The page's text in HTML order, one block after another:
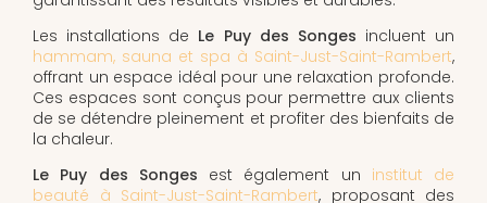
Les installations de Le Puy des Songes incluent un
hammam, sauna et spa à Saint-Just-Saint-Rambert,
offrant un espace idéal pour une relaxation profonde.
Ces espaces sont conçus pour permettre aux clients
de se détendre pleinement et profiter des bienfaits de
la chaleur.
Le Puy des Songes est également un institut de
beauté à Saint-Just-Saint-Rambert, proposant des